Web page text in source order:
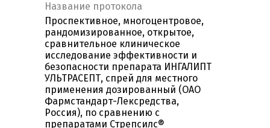
Название протокола
Проспективное, многоцентровое,
рандомизированное, открытое,
сравнительное клиническое
исследование эффективности и
безопасности препарата ИНГАЛИПТ
УЛЬТРАСЕПТ, спрей для местного
применения дозированный (ОАО
Фармстандарт-Лексредства,
Россия), по сравнению с
препаратами Стрепсилс®